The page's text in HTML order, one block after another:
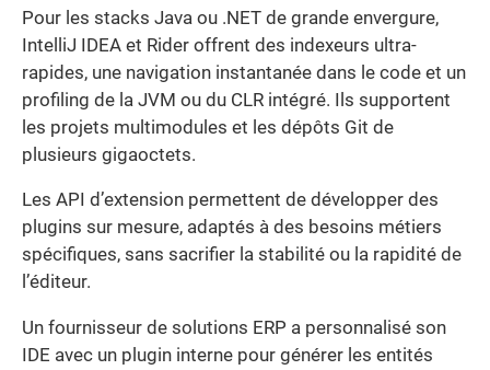
Pour les stacks Java ou .NET de grande envergure,
IntelliJ IDEA et Rider offrent des indexeurs ultra-
rapides, une navigation instantanée dans le code et un
profiling de la JVM ou du CLR intégré. Ils supportent
les projets multimodules et les dépôts Git de
plusieurs gigaoctets.
Les API d’extension permettent de développer des
plugins sur mesure, adaptés à des besoins métiers
spécifiques, sans sacrifier la stabilité ou la rapidité de
l’éditeur.
Un fournisseur de solutions ERP a personnalisé son
IDE avec un plugin interne pour générer les entités